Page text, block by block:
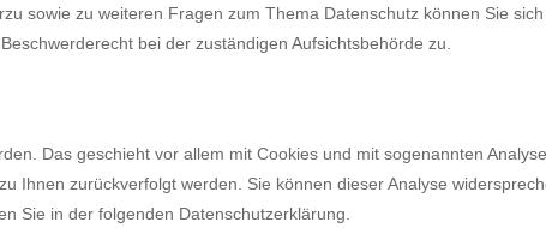
sowie zu weiteren Fragen zum Thema Datenschutz können Sie
bei der zuständigen Aufsichtsbehörde zu.
Das geschieht vor allem mit Cookies und mit sogenannten
Ihnen zurückverfolgt werden. Sie können dieser Analyse
Sie in der folgenden Datenschutzerklärung.